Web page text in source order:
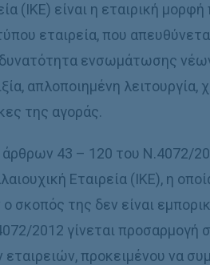
(ΙΚΕ) είναι η εταιρική
εταιρεία, που
δυνατότητα ενσωμάτωσης
απλοποιημένη λειτουργία,
της αγοράς.
άρθρων 43 – 120 του N.4072/
Εταιρεία (IKE), η
ο σκοπός της δεν είναι
2012 γίνεται προσαρμογή
προκειμένου να